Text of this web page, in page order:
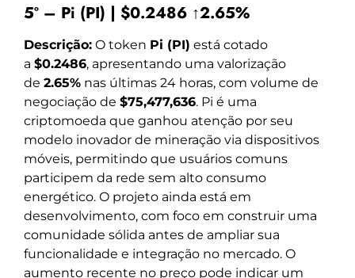
5º – Pi (PI) | $0.2486 ↑2.65%
Descrição: O token Pi (PI) está cotado
a $0.2486, apresentando uma valorização
de 2.65% nas últimas 24 horas, com volume de
negociação de $75,477,636. Pi é uma
criptomoeda que ganhou atenção por seu
modelo inovador de mineração via dispositivos
móveis, permitindo que usuários comuns
participem da rede sem alto consumo
energético. O projeto ainda está em
desenvolvimento, com foco em construir uma
comunidade sólida antes de ampliar sua
funcionalidade e integração no mercado. O
aumento recente no preço pode indicar um